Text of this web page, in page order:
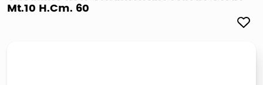
orologio parete
Mt.10 H.Cm. 60